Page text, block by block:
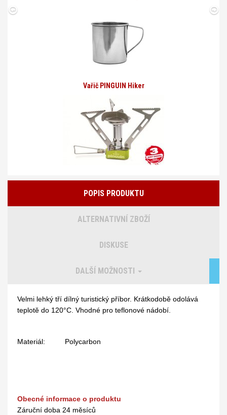
Vařič PINGUIN Hiker
POPIS PRODUKTU
ALTERNATIVNÍ ZBOŽÍ
DISKUSE
DALŠÍ MOŽNOSTI
Velmi lehký tří dílný turistický příbor. Krátkodobě odolává
teplotě do 120°C. Vhodné pro teflonové nádobí.
Materiál: Polycarbon
Obecné informace o produktu
Záruční doba 24 měsíců